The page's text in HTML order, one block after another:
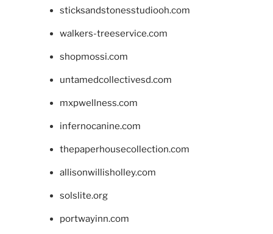
sticksandstonesstudiooh.com
walkers-treeservice.com
shopmossi.com
untamedcollectivesd.com
mxpwellness.com
infernocanine.com
thepaperhousecollection.com
allisonwillisholley.com
solslite.org
portwayinn.com